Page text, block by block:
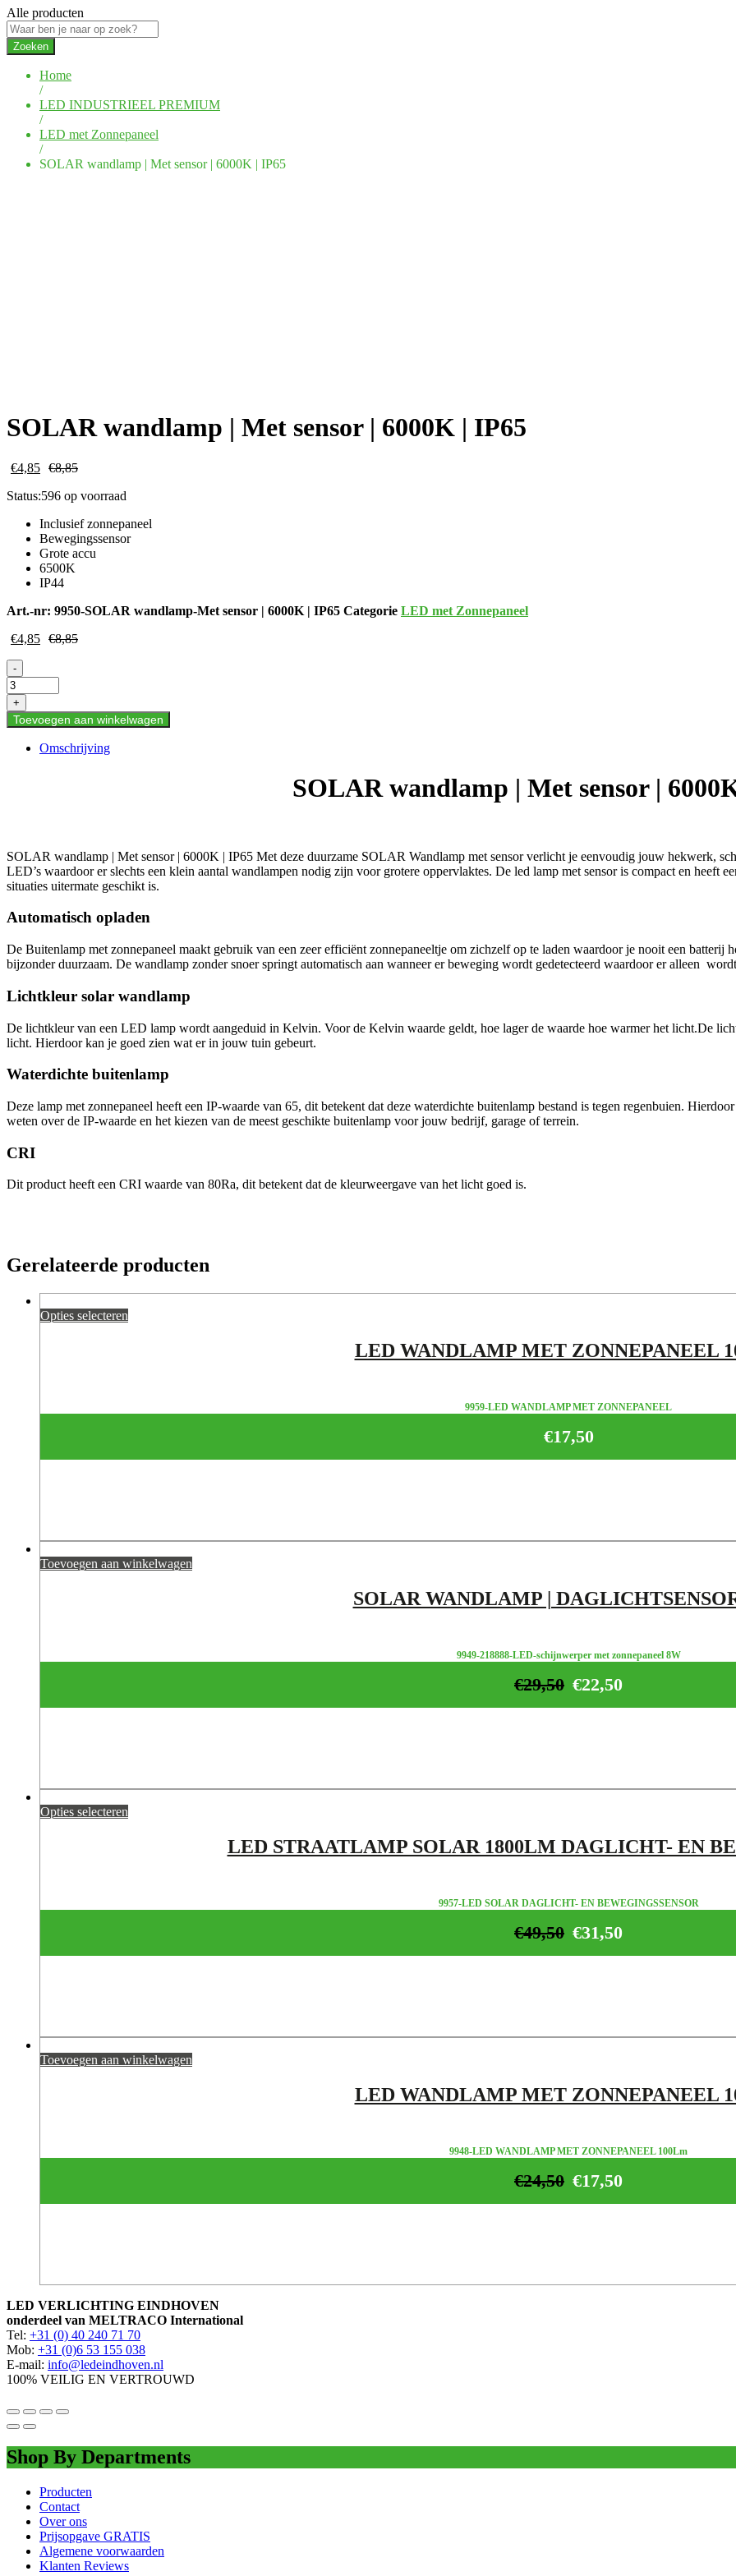
Alle producten
Zoeken
Home
/
LED INDUSTRIEEL PREMIUM
/
LED met Zonnepaneel
/
SOLAR wandlamp | Met sensor | 6000K | IP65
SOLAR wandlamp | Met sensor | 6000K | IP65
€4,85 €8,85
Status:596 op voorraad
Inclusief zonnepaneel
Bewegingssensor
Grote accu
6500K
IP44
Art.-nr: 9950-SOLAR wandlamp-Met sensor | 6000K | IP65 Categorie LED met Zonnepaneel
€4,85 €8,85
SOLAR
wandlamp
|
Met
sensor
6000K
-
+
Toevoegen aan winkelwagen
Omschrijving
SOLAR wandlamp | Met sensor |
SOLAR wandlamp | Met sensor | 6000K | IP65 Met deze duurzame SOLAR Wandlamp met sensor verlicht je eenvoudig jouw hekwerk,
LED’s waardoor er slechts een klein aantal wandlampen nodig zijn voor grotere oppervlaktes. De led lamp met sensor is compact en heeft
situaties uitermate geschikt is.
Automatisch opladen
De Buitenlamp met zonnepaneel maakt gebruik van een zeer efficiënt zonnepaneeltje om zichzelf op te laden waardoor je nooit een batterij
bijzonder duurzaam. De wandlamp zonder snoer springt automatisch aan wanneer er beweging wordt gedetecteerd waardoor er alleen
Lichtkleur solar wandlamp
De lichtkleur van een LED lamp wordt aangeduid in Kelvin. Voor de Kelvin waarde geldt, hoe lager de waarde hoe warmer het licht.De
licht. Hierdoor kan je goed zien wat er in jouw tuin gebeurt.
Waterdichte buitenlamp
Deze lamp met zonnepaneel heeft een IP-waarde van 65, dit betekent dat deze waterdichte buitenlamp bestand is tegen regenbuien.
weten over de IP-waarde en het kiezen van de meest geschikte buitenlamp voor jouw bedrijf, garage of terrein.
CRI
Dit product heeft een CRI waarde van 80Ra, dit betekent dat de kleurweergave van het licht goed is.
Gerelateerde producten
Opties selecteren
LED WANDLAMP MET ZONNEPANEEL
9959-LED WANDLAMP MET ZONNEPANEEL
€17,50
Toevoegen aan winkelwagen
SOLAR WANDLAMP |
9949-218888-LED-schijnwerper met zonnepaneel 8W
€22,50
€29,50
Opties selecteren
LED STRAATLAMP SOLAR 1800LM DAGLICHT- EN
9957-LED SOLAR DAGLICHT- EN BEWEGINGSSENSOR
€31,50
€49,50
Toevoegen aan winkelwagen
LED WANDLAMP MET ZONNEPANEEL
9948-LED WANDLAMP MET ZONNEPANEEL 100Lm
€17,50
€24,50
LED VERLICHTING EINDHOVEN
onderdeel van MELTRACO International
Tel: +31 (0) 40 240 71 70
Mob: +31 (0)6 53 155 038
E-mail: info@ledeindhoven.nl
100% VEILIG EN VERTROUWD
Shop By Departments
Producten
Contact
Over ons
Prijsopgave GRATIS
Algemene voorwaarden
Klanten Reviews